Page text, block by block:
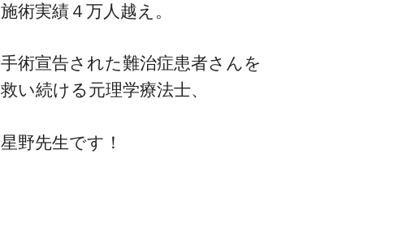
施術実績４万人越え。
手術宣告された難治症患者さんを
救い続ける元理学療法士、
星野先生です！